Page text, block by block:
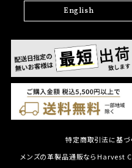
English
特定商取引法に基づ
メンズの革製品通販なら